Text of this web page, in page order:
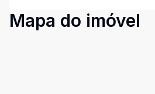
Mapa do imóvel